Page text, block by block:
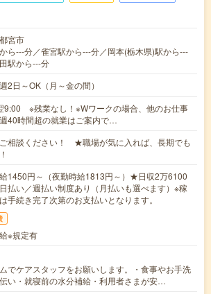
宮市
ら---分／雀宮駅から---分／岡本(栃木県)駅から---
駅から---分
2日～OK（月～金の間）
9:00 ※残業なし！※Wワークの場合、他のお仕事
40時間超の就業はご案内で…
相談ください！ ★職場が気に入れば、長期でも
1450円～（夜勤時給1813円～）★日収2万6100
払い／週払い制度あり（月払いも選べます）※稼
手続き完了次第のお支払いとなります。
※規定有
でケアスタッフをお願いします。・食事やお手洗
い・就寝前の水分補給・利用者さまが安…